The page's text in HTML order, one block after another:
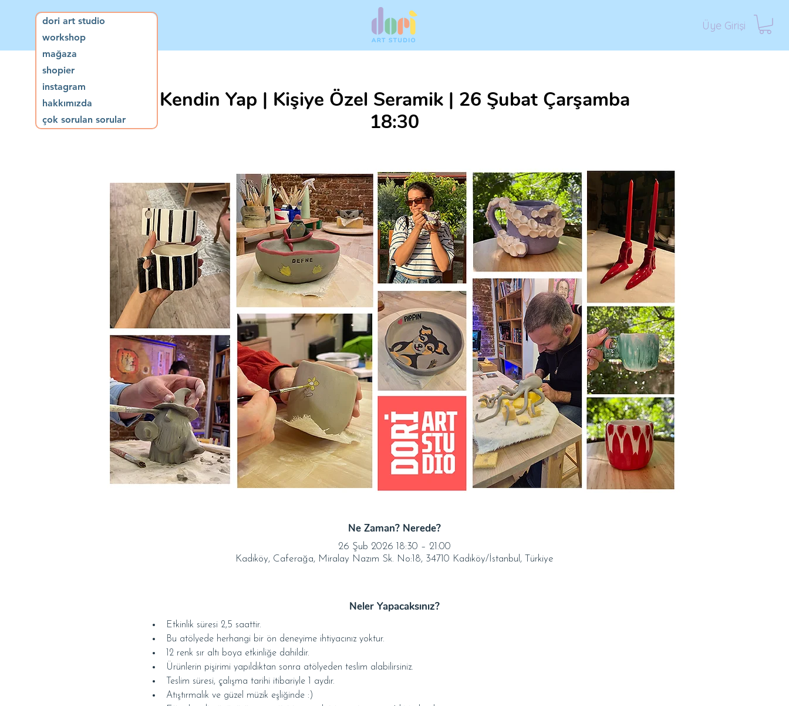
dori art studio
workshop
mağaza
shopier
instagram
hakkımızda
çok sorulan sorular
Üye Girişi
Kendin Yap | Kişiye Özel Seramik | 26 Şubat Çarşamba
18:30
Ne Zaman? Nerede?
26 Şub 2026 18:30 – 21:00
Kadıköy, Caferağa, Miralay Nazım Sk. No:18, 34710 Kadıköy/İstanbul, Türkiye
Neler Yapacaksınız?
Etkinlik süresi 2,5 saattir.
Bu atölyede herhangi bir ön deneyime ihtiyacınız yoktur.
12 renk sır altı boya etkinliğe dahildir.
Ürünlerin pişirimi yapıldıktan sonra atölyeden teslim alabilirsiniz.
Teslim süresi, çalışma tarihi itibariyle 1 aydır.
Atıştırmalık ve güzel müzik eşliğinde :)